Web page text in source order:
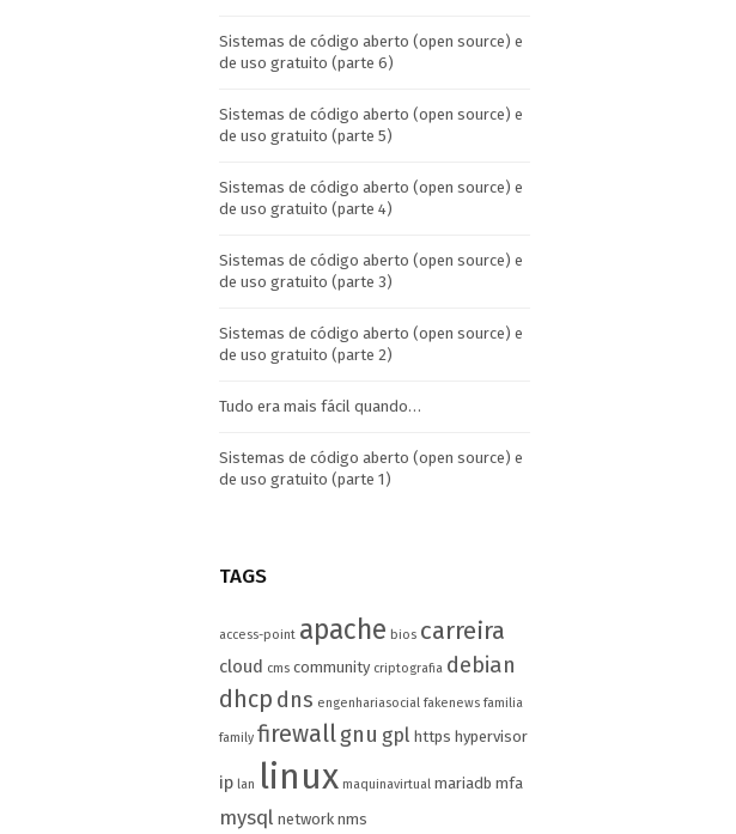
Sistemas de código aberto (open source) e
de uso gratuito (parte 6)
Sistemas de código aberto (open source) e
de uso gratuito (parte 5)
Sistemas de código aberto (open source) e
de uso gratuito (parte 4)
Sistemas de código aberto (open source) e
de uso gratuito (parte 3)
Sistemas de código aberto (open source) e
de uso gratuito (parte 2)
Tudo era mais fácil quando…
Sistemas de código aberto (open source) e
de uso gratuito (parte 1)
TAGS
access-point apache bios carreira
cloud cms community criptografia debian
dhcp dns engenhariasocial fakenews familia
family firewallgnu gpl https hypervisor
ip lan linux maquinavirtual mariadb mfa
mysql network nms